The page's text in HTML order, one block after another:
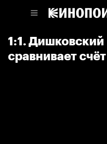
1:1.
сравнивает счёт